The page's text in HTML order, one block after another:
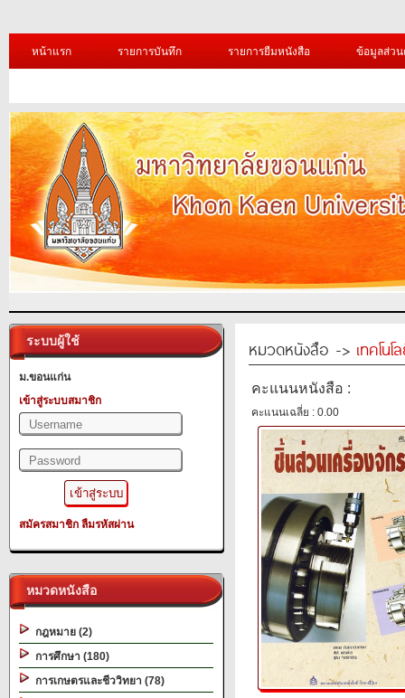
หน้าแรก รายการบันทึก รายการยืมหนังสือ ข้อมูลส่ว
ระบบผู้ใช้
ม.ขอนแก่น
เข้าสู่ระบบสมาชิก
สมัครสมาชิก ลืมรหัสผ่าน
หมวดหนังสือ
กฎหมาย (2)
การศึกษา (180)
การเกษตรและชีววิทยา (78)
หมวดหนังสือ -> เทคโน
คะแนนหนังสือ :
คะแนนเฉลี่ย : 0.00